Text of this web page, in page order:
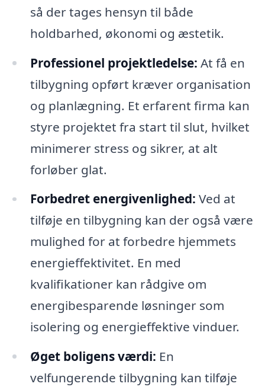
så der tages hensyn til både
holdbarhed, økonomi og æstetik.
Professionel projektledelse: At få en
tilbygning opført kræver organisation
og planlægning. Et erfarent firma kan
styre projektet fra start til slut, hvilket
minimerer stress og sikrer, at alt
forløber glat.
Forbedret energivenlighed: Ved at
tilføje en tilbygning kan der også være
mulighed for at forbedre hjemmets
energieffektivitet. En med
kvalifikationer kan rådgive om
energibesparende løsninger som
isolering og energieffektive vinduer.
Øget boligens værdi: En
velfungerende tilbygning kan tilføje